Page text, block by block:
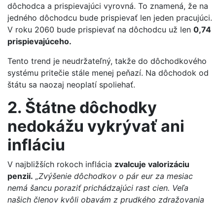
dôchodca a prispievajúci vyrovná. To znamená, že na
jedného dôchodcu bude prispievať len jeden pracujúci.
V roku 2060 bude prispievať na dôchodcu už len 0,74
prispievajúceho.
Tento trend je neudržateľný, takže do dôchodkového
systému pritečie stále menej peňazí. Na dôchodok od
štátu sa naozaj neoplatí spoliehať.
2. Štátne dôchodky
nedokážu vykrývať ani
infláciu
V najbližších rokoch inflácia zvalcuje valorizáciu
penzií. „Zvýšenie dôchodkov o pár eur za mesiac
nemá šancu poraziť prichádzajúci rast cien. Veľa
našich členov kvôli obavám z prudkého zdražovania